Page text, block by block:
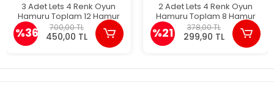
3 Adet Lets 4 Renk Oyun
Hamuru Toplam 12 Hamur
%36 700,00 TL
450,00 TL
2 Adet Lets 4 Renk Oyun
Hamuru Toplam 8 Hamur
%21 378,00 TL
299,90 TL